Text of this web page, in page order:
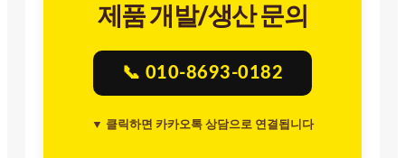
제품 개발/생산 문의
📞 010-8693-0182
▼ 클릭하면 카카오톡 상담으로 연결됩니다